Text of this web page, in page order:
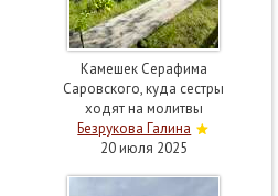
Камешек Серафима
Саровского, куда сестры
ходят на молитвы
Безрукова Галина
20 июля 2025